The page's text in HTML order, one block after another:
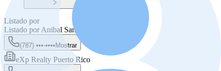
Listado por
Listado por Anibal Sanz Madera
(787) •••-•••• Mostrar
eXp Realty Puerto Rico